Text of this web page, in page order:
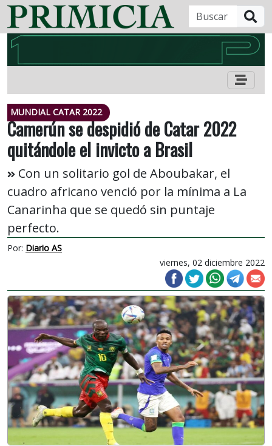
MUNDIAL CATAR 2022
Camerún se despidió de Catar 2022
quitándole el invicto a Brasil
Con un solitario gol de Aboubakar, el
cuadro africano venció por la mínima a La
Canarinha que se quedó sin puntaje
perfecto.
Por: Diario AS
viernes, 02 diciembre 2022